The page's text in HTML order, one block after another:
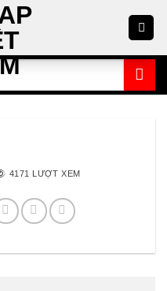
4171 LƯỢT XEM